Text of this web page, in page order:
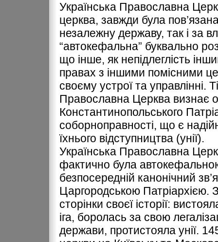
Українська Православна
церква, завжди була
незалежну державу, так і за
“автокефальна” буквально
що інше, як непідлеглість
правах з іншими помісними
своєму устрої та управлінні.
Православна Церква визнає
Константинопольського
соборноправності, що є
їхнього відступництва (унії).
Українська Православна
фактично була
безпосередній канонічний
Царгородською Патріархією.
сторінки своєї історії:
іга, боролась за свою
держави, протистояла унії.